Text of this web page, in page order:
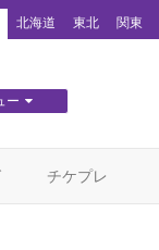
北海道 東北 関東
ー
チケプレ